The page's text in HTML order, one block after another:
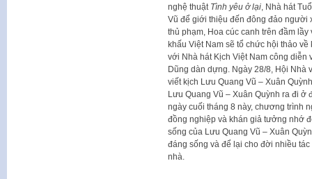
nghệ thuật Tình yêu ở lại, Nhà hát
Vũ để giới thiệu đến đông đảo người
thủ phạm, Hoa cúc canh trên đầm
khấu Việt Nam sẽ tổ chức hội thảo
với Nhà hát Kịch Việt Nam công diễn
Dũng dàn dựng. Ngày 28/8, Hội Nhà
viết kịch Lưu Quang Vũ – Xuân
Lưu Quang Vũ – Xuân Quỳnh ra đi ở
ngày cuối tháng 8 này, chương trình
đồng nghiệp và khán giả tưởng nhớ
sống của Lưu Quang Vũ – Xuân
đáng sống và để lại cho đời nhiều
nhà.